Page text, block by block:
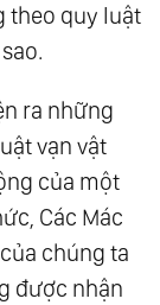
theo quy luật
ra những
vạn vật
của một
Các Mác
chúng ta
được nhận